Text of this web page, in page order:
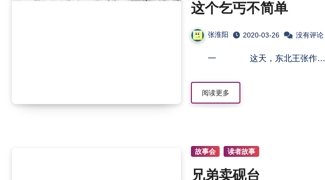
这个乞丐不简单
张淮阳 2020-03-26 没有评论
一 这天，东北王张作…
阅读更多
故事会 读者故事
兄弟卖砚台